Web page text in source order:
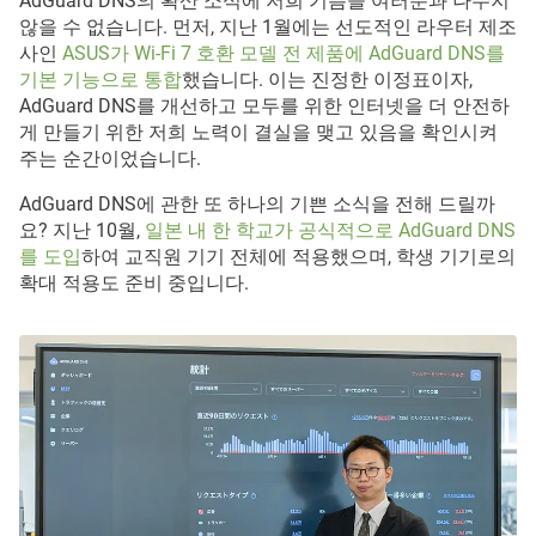
않을 수 없습니다. 먼저, 지난 1월에는 선도적인 라우터 제조
사인 ASUS가 Wi-Fi 7 호환 모델 전 제품에 AdGuard DNS를
기본 기능으로 통합했습니다. 이는 진정한 이정표이자,
AdGuard DNS를 개선하고 모두를 위한 인터넷을 더 안전하
게 만들기 위한 저희 노력이 결실을 맺고 있음을 확인시켜
주는 순간이었습니다.
AdGuard DNS에 관한 또 하나의 기쁜 소식을 전해 드릴까
요? 지난 10월, 일본 내 한 학교가 공식적으로 AdGuard DNS
를 도입하여 교직원 기기 전체에 적용했으며, 학생 기기로의
확대 적용도 준비 중입니다.